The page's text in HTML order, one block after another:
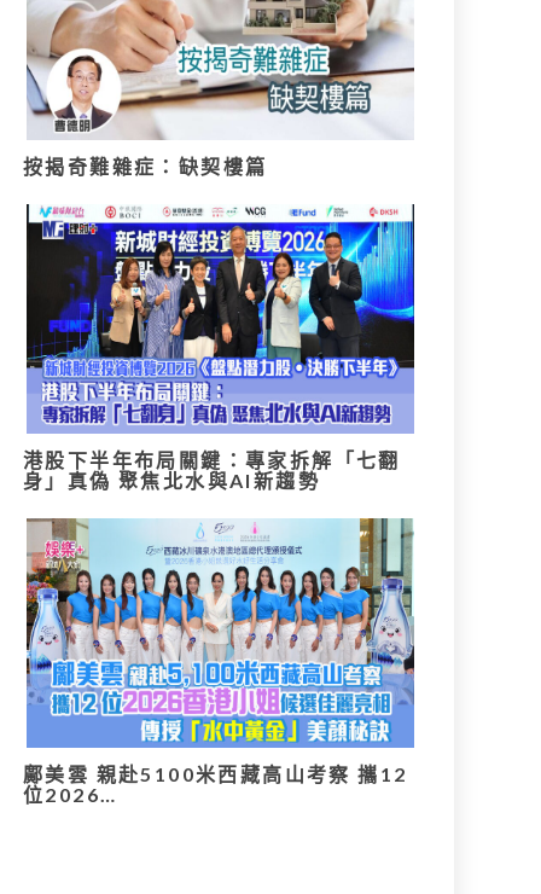
按揭奇難雜症：缺契樓篇
港股下半年布局關鍵：專家拆解「七翻
身」真偽 聚焦北水與AI新趨勢
鄺美雲 親赴5100米西藏高山考察 攜12
位2026…